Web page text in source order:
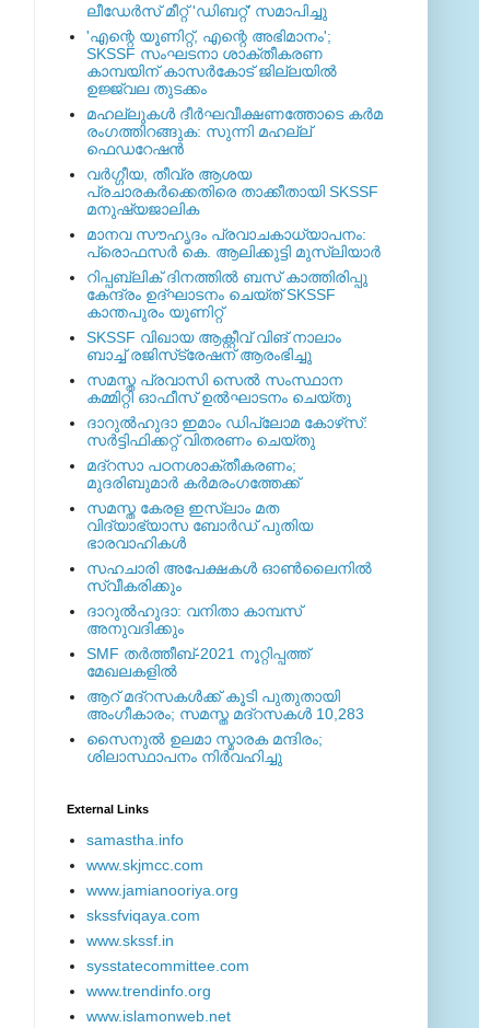
ലീഡേർസ് മീറ്റ് 'ഡിബറ്റ്' സമാപിച്ചു
'എന്റെ യൂണിറ്റ്, എന്റെ അഭിമാനം';
SKSSF സംഘടനാ ശാക്തീകരണ
കാമ്പയിന് കാസര്‍കോട് ജില്ലയില്‍
ഉജ്ജ്വല തുടക്കം
മഹല്ലുകള്‍ ദീര്‍ഘവീക്ഷണത്തോടെ കര്‍മ
രംഗത്തിറങ്ങുക: സുന്നി മഹല്ല്
ഫെഡറേഷന്‍
വര്‍ഗ്ഗീയ, തീവ്ര ആശയ
പ്രചാരകര്‍ക്കെതിരെ താക്കീതായി SKSSF
മനുഷ്യജാലിക
മാനവ സൗഹൃദം പ്രവാചകാധ്യാപനം:
പ്രൊഫസർ കെ. ആലിക്കുട്ടി മുസ്ലിയാർ
റിപ്പബ്ലിക് ദിനത്തില്‍ ബസ് കാത്തിരിപ്പു
കേന്ദ്രം ഉദ്ഘാടനം ചെയ്ത്‌ SKSSF
കാന്തപുരം യൂണിറ്റ്
SKSSF വിഖായ ആക്റ്റീവ് വിങ് നാലാം
ബാച്ച് രജിസ്‌ട്രേഷന് ആരംഭിച്ചു
സമസ്ത പ്രവാസി സെല്‍ സംസ്ഥാന
കമ്മിറ്റി ഓഫീസ് ഉല്‍ഘാടനം ചെയ്തു
ദാറുല്‍ഹുദാ ഇമാം ഡിപ്ലോമ കോഴ്‌സ്:
സര്‍ട്ടിഫിക്കറ്റ് വിതരണം ചെയ്തു
മദ്‌റസാ പഠനശാക്തീകരണം;
മുദരിബുമാര്‍ കര്‍മരംഗത്തേക്ക്
സമസ്ത കേരള ഇസ്ലാം മത
വിദ്യാഭ്യാസ ബോര്‍ഡ് പുതിയ
ഭാരവാഹികള്‍
സഹചാരി അപേക്ഷകൾ ഓൺലൈനിൽ
സ്വീകരിക്കും
ദാറുല്‍ഹുദാ: വനിതാ കാമ്പസ്
അനുവദിക്കും
SMF തര്‍ത്തീബ്-2021 നൂറ്റിപ്പത്ത്
മേഖലകളില്‍
ആറ് മദ്റസകള്‍ക്ക് കൂടി പുതുതായി
അംഗീകാരം; സമസ്ത മദ്റസകള്‍ 10,283
സൈനുല്‍ ഉലമാ സ്മാരക മന്ദിരം;
ശിലാസ്ഥാപനം നിര്‍വഹിച്ചു
External ‎Links
samastha.info
www.skjmcc.com
www.jamianooriya.org
skssfviqaya.com
www.skssf.in
sysstatecommittee.com
www.trendinfo.org
www.islamonweb.net